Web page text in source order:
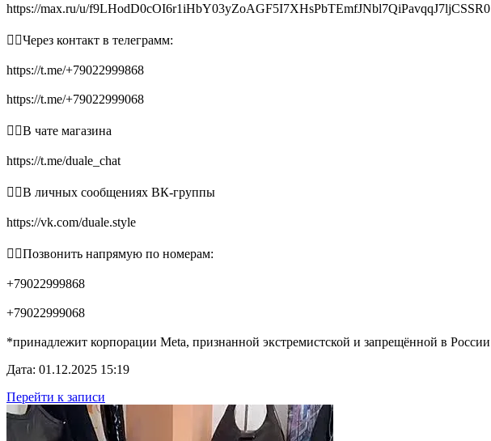
https://max.ru/u/f9LHodD0cOI6r1iHbY03yZoAGF5I7XHsPbTEmfJNbl7QiPavqqJ7ljCSSR0
👉🏻Через контакт в телеграмм:
https://t.me/+79022999868
https://t.me/+79022999068
👉🏻В чате магазина
https://t.me/duale_chat
👉🏻В личных сообщениях ВК-группы
https://vk.com/duale.style
👉🏻Позвонить напрямую по номерам:
+79022999868
+79022999068
*принадлежит корпорации Meta, признанной экстремистской и запрещённой в России
Дата: 01.12.2025 15:19
Перейти к записи